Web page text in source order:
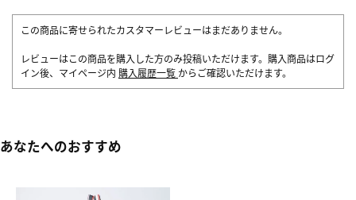
この商品に寄せられたカスタマーレビューはまだありません。
レビューはこの商品を購入した方のみ投稿いただけます。購入商品はログ
イン後、マイページ内 購入履歴一覧 からご確認いただけます。
あなたへのおすすめ